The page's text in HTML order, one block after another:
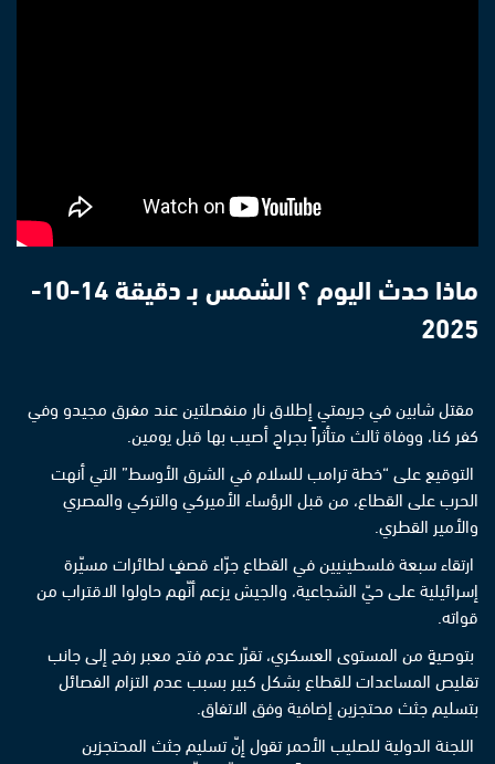
ماذا حدث اليوم ؟ الشمس بـ دقيقة 14-10-
2025
مقتل شابين في جريمتي إطلاق نار منفصلتين عند مفرق مجيدو وفي
كفر كنا، ووفاة ثالث متأثراً بجراحٍ أصيب بها قبل يومين.
التوقيع على “خطة ترامب للسلام في الشرق الأوسط” التي أنهت
الحرب على القطاع، من قبل الرؤساء الأميركي والتركي والمصري
والأمير القطري.
ارتقاء سبعة فلسطينيين في القطاع جرّاء قصفٍ لطائرات مسيّرة
إسرائيلية على حيّ الشجاعية، والجيش يزعم أنّهم حاولوا الاقتراب من
قواته.
بتوصيةٍ من المستوى العسكري، تقرّر عدم فتح معبر رفح إلى جانب
تقليص المساعدات للقطاع بشكل كبير بسبب عدم التزام الفصائل
بتسليم جثث محتجزين إضافية وفق الاتفاق.
اللجنة الدولية للصليب الأحمر تقول إنّ تسليم جثث المحتجزين